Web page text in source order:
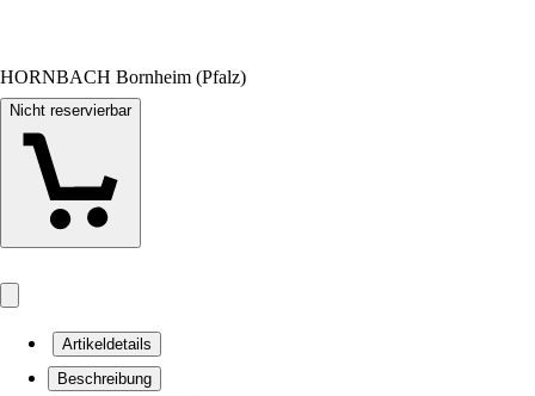
HORNBACH Bornheim (Pfalz)
Nicht reservierbar
Artikeldetails
Beschreibung